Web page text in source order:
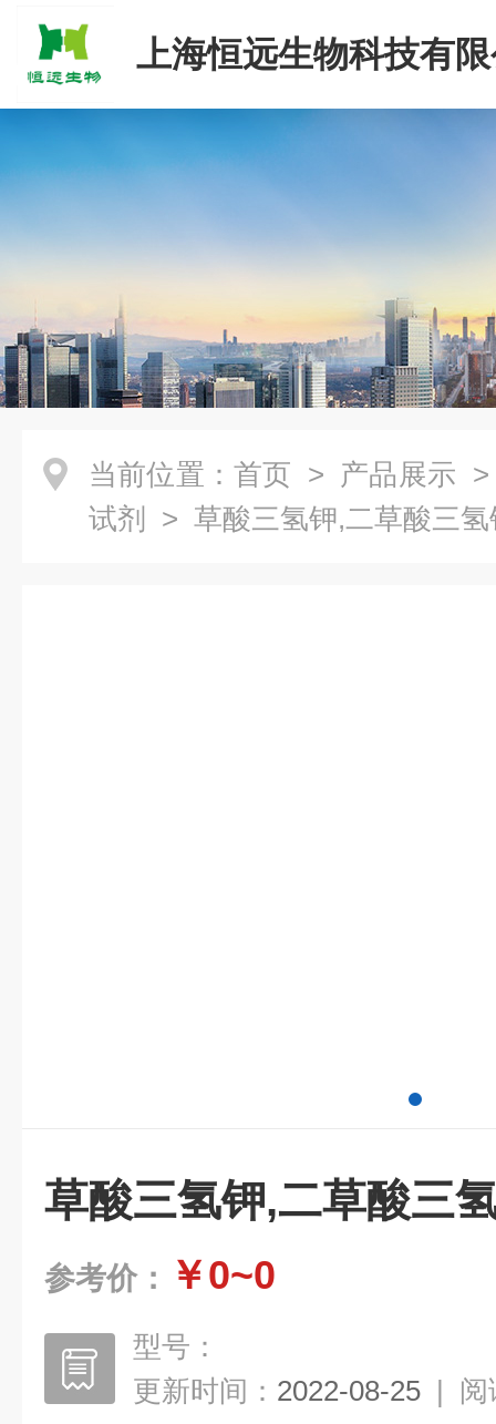
上海恒远生物科技有
当前位置： 首页 > 产品展示
试剂
> 草酸三氢钾,二草酸三氢
草酸三氢钾,二草酸三
参考价： ￥0~0
型号：
更新时间： 2022-08-25 | 阅